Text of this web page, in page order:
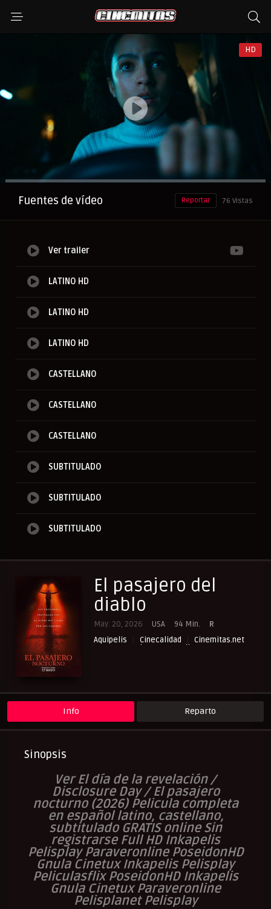
HD
Anuncio
Fuentes de vídeo 76 Vistas
Reportar
Ver trailer
LATINO HD
LATINO HD
LATINO HD
CASTELLANO
CASTELLANO
CASTELLANO
SUBTITULADO
SUBTITULADO
SUBTITULADO
El pasajero del
diablo
May. 20, 2026 USA 94 Min.
R
Aquipelis
Cinecalidad
Cinemitas.net
Cuevana3.vip
NewPelis org
Suspense
Terror
UltraPelisHD
Verpeliculasultra
Info Reparto
Sinopsis
Ver El día de la revelación /
Disclosure Day / El pasajero
nocturno (2026) Pelicula completa
en español latino, castellano,
subtitulado GRATIS online Sin
registrarse Full HD Inkapelis
Pelisplay Paraveronline PoseidonHD
Gnula Cinetux Inkapelis Pelisplay
Peliculasflix PoseidonHD Inkapelis
Gnula Cinetux Paraveronline
Pelisplanet Pelisplay